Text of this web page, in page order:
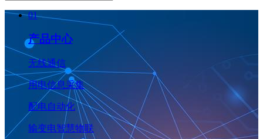
01
产品中心
无线通信
用电信息采集
配电自动化
输变电智慧物联